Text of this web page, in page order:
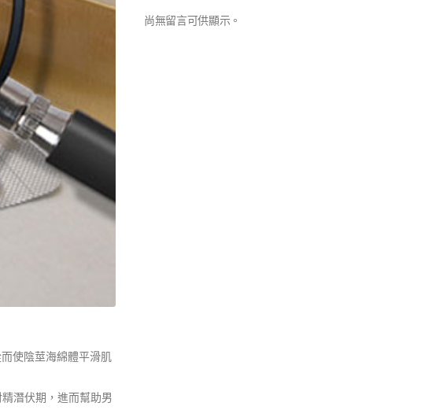
使陰莖海綿體平滑肌
潛伏期，進而幫助男
尚無留言可供顯示。